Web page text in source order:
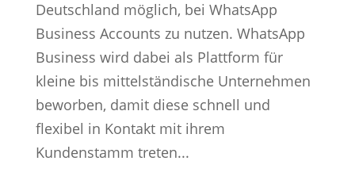
Deutschland möglich, bei WhatsApp
Business Accounts zu nutzen. WhatsApp
Business wird dabei als Plattform für
kleine bis mittelständische Unternehmen
beworben, damit diese schnell und
flexibel in Kontakt mit ihrem
Kundenstamm treten...